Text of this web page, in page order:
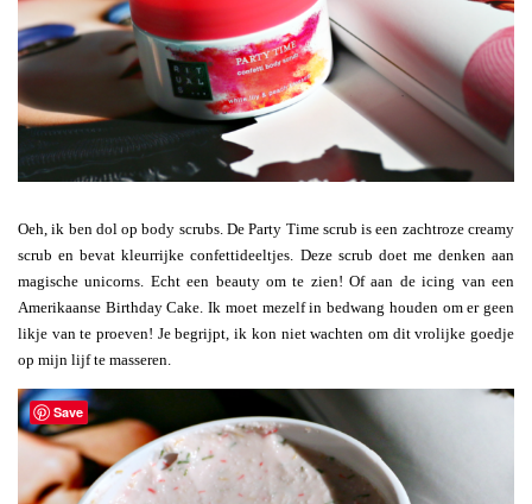
Oeh, ik ben dol op body scrubs. De Party Time scrub is een zachtroze creamy
scrub en bevat kleurrijke confettideeltjes. Deze scrub doet me denken aan
magische unicorns. Echt een beauty om te zien! Of aan de icing van een
Amerikaanse Birthday Cake. Ik moet mezelf in bedwang houden om er geen
likje van te proeven! Je begrijpt, ik kon niet wachten om dit vrolijke goedje
op mijn lijf te masseren.
Save